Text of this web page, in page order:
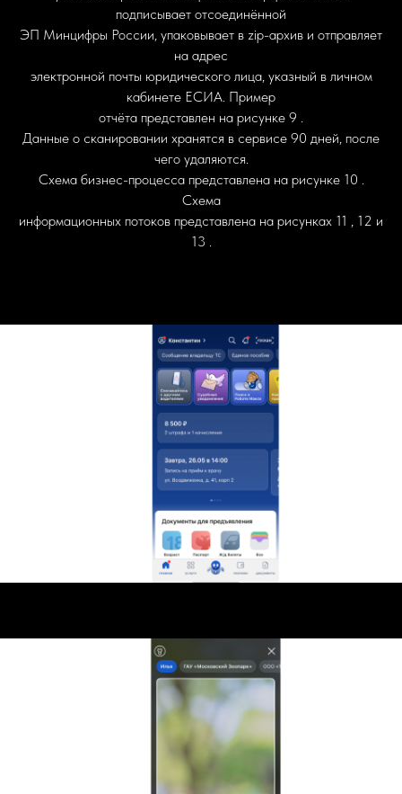
подписывает отсоединённой
ЭП Минцифры России, упаковывает в zip-архив и отправляет
на адрес
электронной почты юридического лица, указный в личном
кабинете ЕСИА. Пример
отчёта представлен на рисунке 9 .
Данные о сканировании хранятся в сервисе 90 дней, после
чего удаляются.
Схема бизнес-процесса представлена на рисунке 10 .
Схема
информационных потоков представлена на рисунках 11 , 12 и
13 .